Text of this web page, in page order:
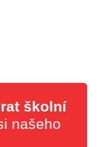
školní
našeho